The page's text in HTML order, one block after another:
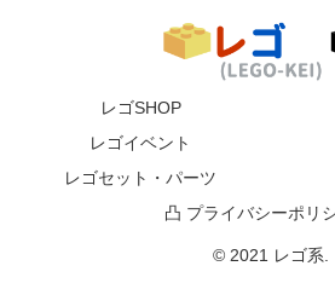
レゴSHOP
レゴイベント
レゴセット・パーツ
凸 プライバシーポリ
© 2021 レゴ系.